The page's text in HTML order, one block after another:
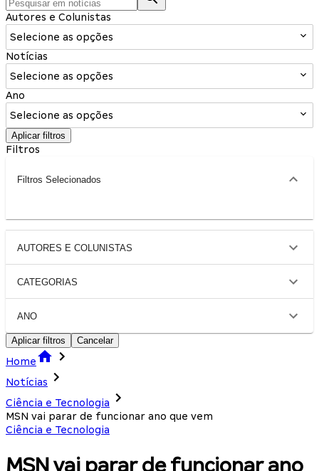
Autores e Colunistas
Selecione as opções
Notícias
Selecione as opções
Ano
Selecione as opções
Aplicar filtros
Filtros
Filtros Selecionados
AUTORES E COLUNISTAS
CATEGORIAS
ANO
Aplicar filtros Cancelar
Home
Notícias
Ciência e Tecnologia
MSN vai parar de funcionar ano que vem
Ciência e Tecnologia
MSN vai parar de funcionar ano